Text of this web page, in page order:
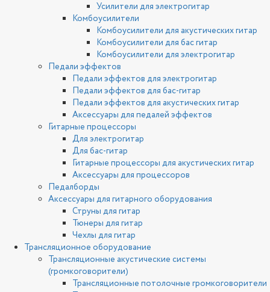
Усилители для электрогитар
Комбоусилители
Комбоусилители для акустических гитар
Комбоусилители для бас гитар
Комбоусилители для электрогитар
Педали эффектов
Педали эффектов для электрогитар
Педали эффектов для бас-гитар
Педали эффектов для акустических гитар
Аксессуары для педалей эффектов
Гитарные процессоры
Для электрогитар
Для бас-гитар
Гитарные процессоры для акустических гитар
Аксессуары для процессоров
Педалборды
Аксессуары для гитарного оборудования
Струны для гитар
Тюнеры для гитар
Чехлы для гитар
Трансляционное оборудование
Трансляционные акустические системы
(громкоговорители)
Трансляционные потолочные громкоговорители